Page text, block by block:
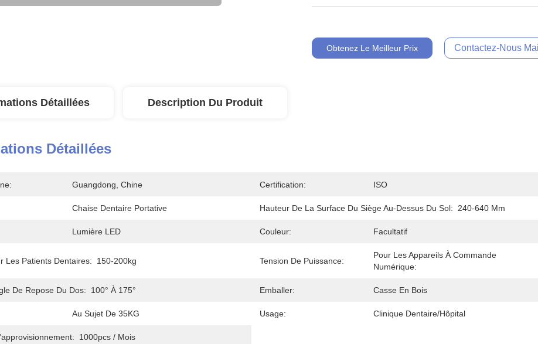
Obtenez Le Meilleur Prix Contactez-Nous
Détaillées Description Du Produit
Détaillées
Guangdong, Chine Certification: ISO
Chaise Dentaire Portative Hauteur De La Surface Du Siège Au-Dessus Du Sol: 240-640 Mm
Lumière LED Couleur: Facultatif
Les Patients Dentaires: 150-200kg Tension De Puissance:
Pour Les Appareils À Commande
Numérique:
De Repose Du Dos: 100° À 175° Emballer: Casse En Bois
Au Sujet De 35KG Usage: Clinique Dentaire/hôpital
1000pcs / Mois